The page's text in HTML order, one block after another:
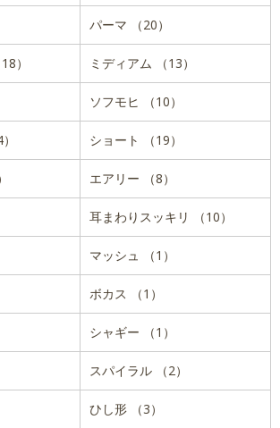
パーマ （20）
） ミディアム （13）
ソフモヒ （10）
ショート （19）
エアリー （8）
耳まわりスッキリ （10）
マッシュ （1）
ボカス （1）
シャギー （1）
スパイラル （2）
ひし形 （3）